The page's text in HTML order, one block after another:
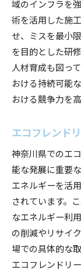
域のインフラを
術を活用した施
せ、ミスを最小
を目的とした研
人材育成も図っ
おける持続可能
おける競争力を
エコフレンド
神奈川県でのエ
能な発展に重要
エネルギーを活
されています。
なエネルギー利
の削減やリサイ
場での具体的な
エコフレンドリ